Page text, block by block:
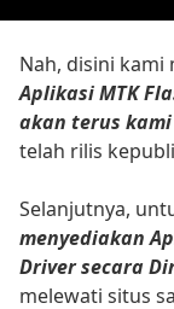
Nah, disini kami
Aplikasi MTK
akan terus
telah rilis
Selanjutnya,
menyediakan
Driver secara
melewati situs